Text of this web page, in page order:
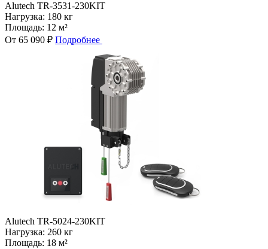
Alutech TR-3531-230KIT
Нагрузка: 180 кг
Площадь: 12 м²
От 65 090 ₽ Подробнее
Alutech TR-5024-230KIT
Нагрузка: 260 кг
Площадь: 18 м²